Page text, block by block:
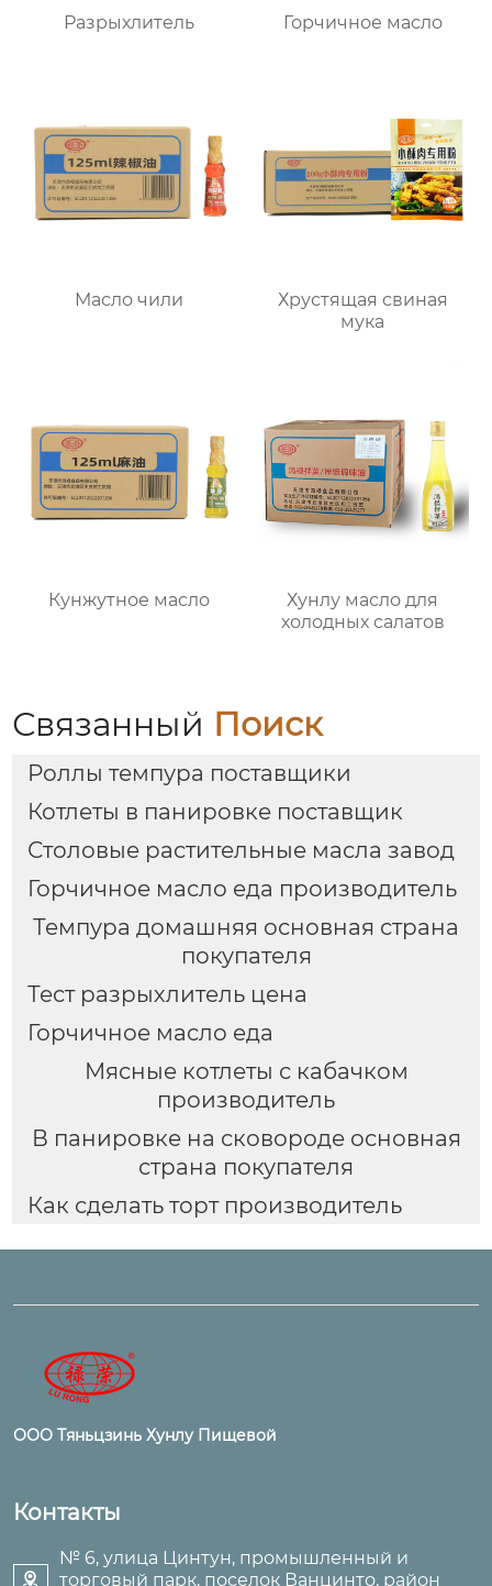
Разрыхлитель Горчичное масло
Масло чили
Хрустящая свиная
мука
Кунжутное масло
Хунлу масло для
холодных салатов
Связанный Поиск
Роллы темпура поставщики
Котлеты в панировке поставщик
Столовые растительные масла завод
Горчичное масло еда производитель
Темпура домашняя основная страна
покупателя
Тест разрыхлитель цена
Горчичное масло еда
Мясные котлеты с кабачком
производитель
В панировке на сковороде основная
страна покупателя
Как сделать торт производитель
ООО Тяньцзинь Хунлу Пищевой
Контакты

№ 6, улица Цинтун, промышленный и
торговый парк, поселок Ванцинто, район